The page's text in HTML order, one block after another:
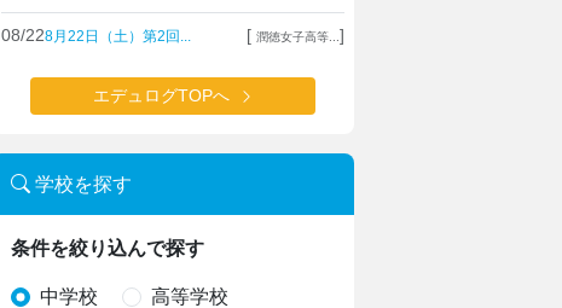
08/228月22日（土）第2回... [ 潤徳女子高等... ]
エデュログTOPへ
学校を探す
条件を絞り込んで探す
中学校 高等学校